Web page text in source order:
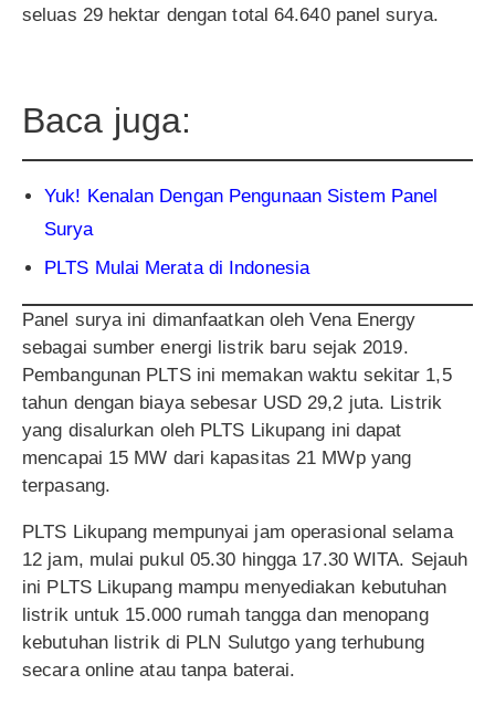
seluas 29 hektar dengan total 64.640 panel surya.
Baca juga:
Yuk! Kenalan Dengan Pengunaan Sistem Panel
Surya
PLTS Mulai Merata di Indonesia
Panel surya ini dimanfaatkan oleh Vena Energy
sebagai sumber energi listrik baru sejak 2019.
Pembangunan PLTS ini memakan waktu sekitar 1,5
tahun dengan biaya sebesar USD 29,2 juta. Listrik
yang disalurkan oleh PLTS Likupang ini dapat
mencapai 15 MW dari kapasitas 21 MWp yang
terpasang.
PLTS Likupang mempunyai jam operasional selama
12 jam, mulai pukul 05.30 hingga 17.30 WITA. Sejauh
ini PLTS Likupang mampu menyediakan kebutuhan
listrik untuk 15.000 rumah tangga dan menopang
kebutuhan listrik di PLN Sulutgo yang terhubung
secara online atau tanpa baterai.